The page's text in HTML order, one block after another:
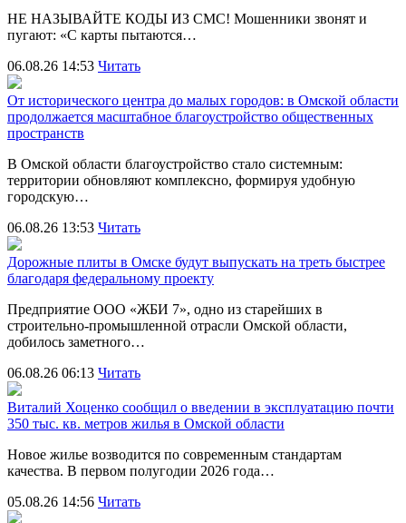
НЕ НАЗЫВАЙТЕ КОДЫ ИЗ СМС! Мошенники звонят и
пугают: «С карты пытаются…
06.08.26 14:53 Читать
От исторического центра до малых городов: в Омской области
продолжается масштабное благоустройство общественных
пространств
В Омской области благоустройство стало системным:
территории обновляют комплексно, формируя удобную
городскую…
06.08.26 13:53 Читать
Дорожные плиты в Омске будут выпускать на треть быстрее
благодаря федеральному проекту
Предприятие ООО «ЖБИ 7», одно из старейших в
строительно‑промышленной отрасли Омской области,
добилось заметного…
06.08.26 06:13 Читать
Виталий Хоценко сообщил о введении в эксплуатацию почти
350 тыс. кв. метров жилья в Омской области
Новое жилье возводится по современным стандартам
качества. В первом полугодии 2026 года…
05.08.26 14:56 Читать